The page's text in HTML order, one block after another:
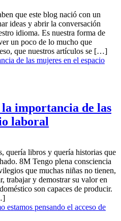
que este blog nació con un
ideas y abrir la conversación
idioma. Es nuestra forma de
un poco de lo mucho que
que nuestros artículos se […]
importancia de las
laboral
quería libros y quería historias que
8M Tengo plena consciencia
que muchas niñas no tienen,
trabajar y demostrar su valor en
son capaces de producir.